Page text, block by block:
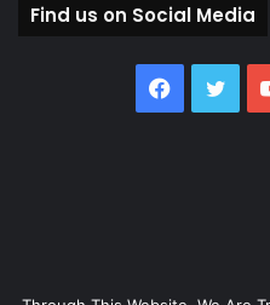
Find us on Social Media
Facebook